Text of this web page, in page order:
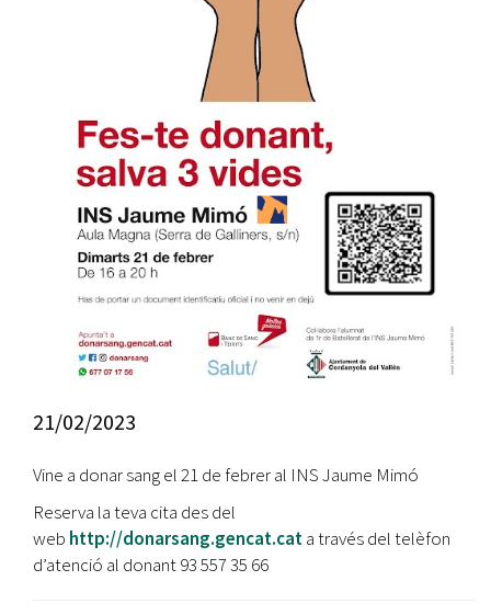
21/02/2023
Vine a donar sang el 21 de febrer al INS Jaume Mimó
Reserva la teva cita des del
web http://donarsang.gencat.cata través del telèfon
d’atenció al donant 93 557 35 66